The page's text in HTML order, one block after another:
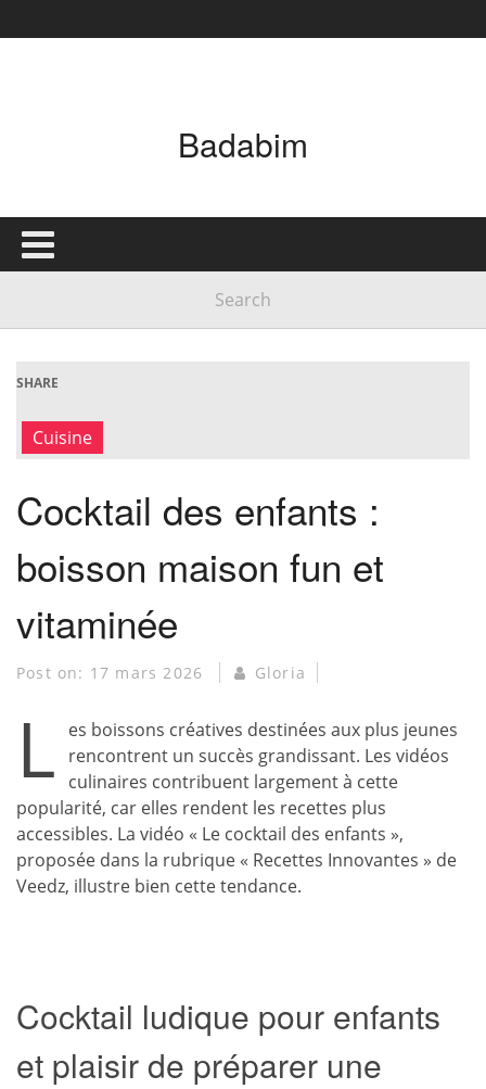
Badabim
SHARE
Cuisine
Cocktail des enfants :
boisson maison fun et
vitaminée
Post on: 17 mars 2026 Gloria
L
es boissons créatives destinées aux plus jeunes
rencontrent un succès grandissant. Les vidéos
culinaires contribuent largement à cette
popularité, car elles rendent les recettes plus
accessibles. La vidéo « Le cocktail des enfants »,
proposée dans la rubrique « Recettes Innovantes » de
Veedz, illustre bien cette tendance.
Cocktail ludique pour enfants
et plaisir de préparer une